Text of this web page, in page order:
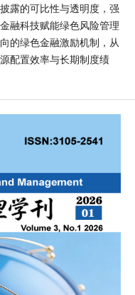
露的可比性与透明度，强
融科技赋能绿色风险管理
的绿色金融激励机制，从
配置效率与长期制度绩